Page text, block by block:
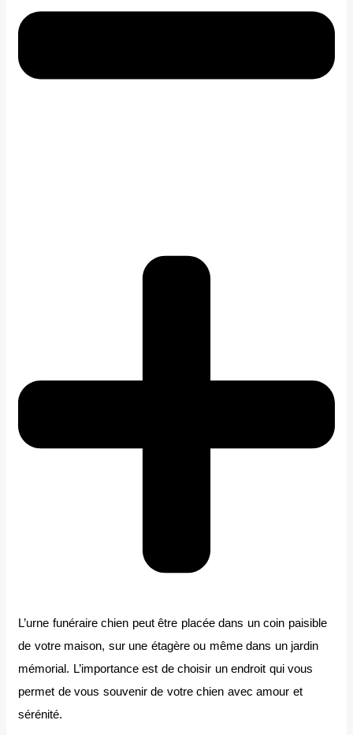
L’urne funéraire chien peut être placée dans un coin paisible
de votre maison, sur une étagère ou même dans un jardin
mémorial. L’importance est de choisir un endroit qui vous
permet de vous souvenir de votre chien avec amour et
sérénité.